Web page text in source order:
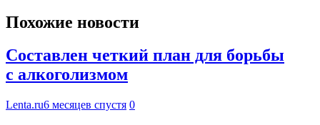
Похожие новости
Составлен четкий план для борьбы
с алкоголизмом
Lenta.ru6 месяцев спустя 0